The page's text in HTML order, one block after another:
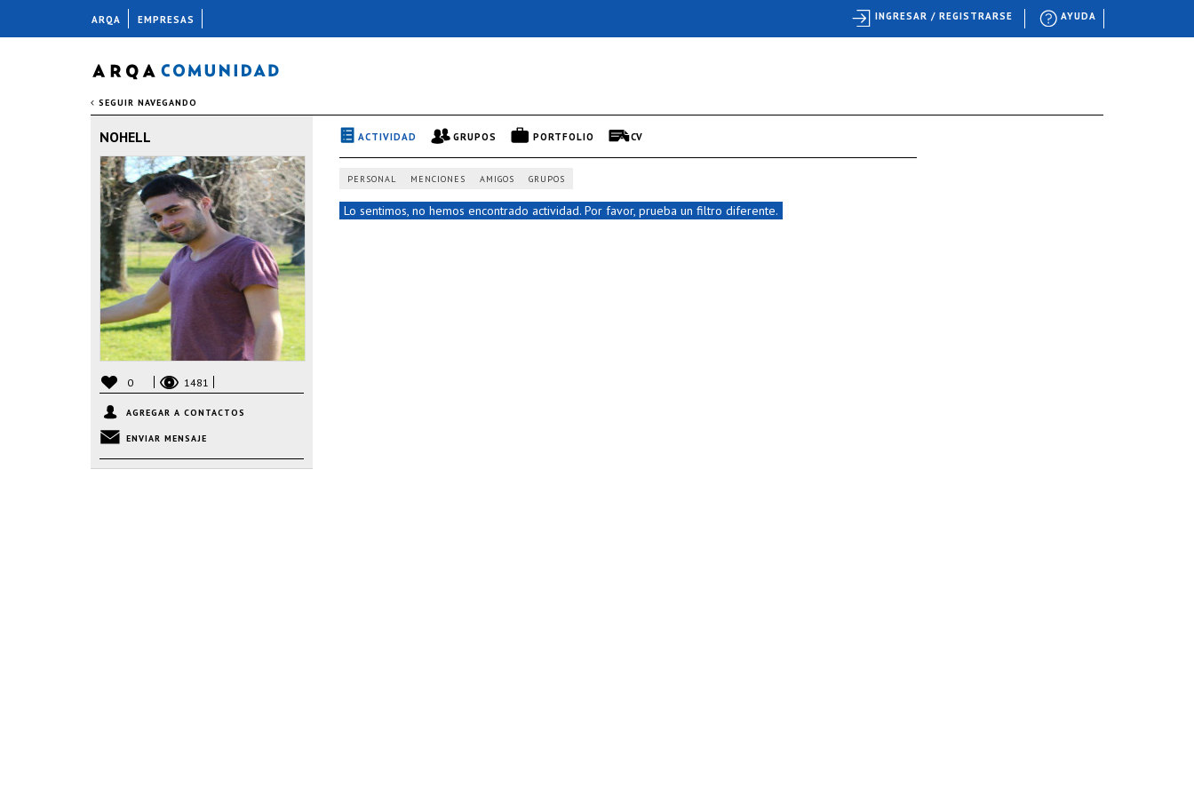
SEGUIR NAVEGANDO
NOHELL
0 1481
AGREGAR A CONTACTOS
ENVIAR MENSAJE
ACTIVIDAD GRUPOS PORTFOLIO CV
PERSONAL MENCIONES AMIGOS GRUPOS
Lo sentimos, no hemos encontrado actividad. Por favor, prueba un filtro diferente.
ARQA EMPRESAS AYUDA
INGRESAR / REGISTRARSE